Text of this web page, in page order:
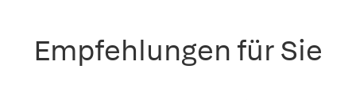
Empfehlungen für Sie